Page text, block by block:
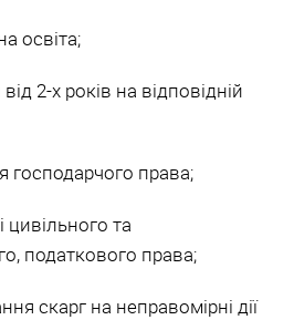
освіта;
2-х років на відповідній
господарчого права;
цивільного та
податкового права;
скарг на неправомірні дії